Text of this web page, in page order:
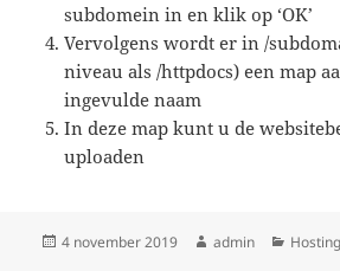
subdomein in en klik op ‘OK’
Vervolgens wordt er in /
niveau als /httpdocs) een map
ingevulde naam
In deze map kunt u de
uploaden
Geplaatst
4 november 2019 Auteur
admin Hosting